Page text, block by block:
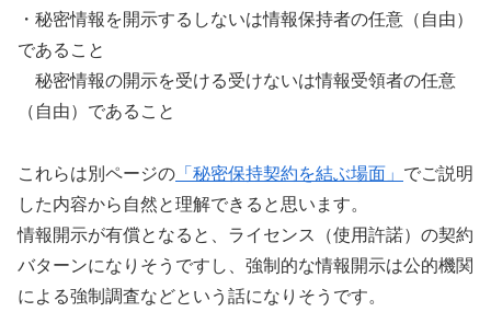
・秘密情報を開示するしないは情報保持者の任意（自由）
であること
秘密情報の開示を受ける受けないは情報受領者の任意
（自由）であること
これらは別ページの 「秘密保持契約を結ぶ場面」 でご説明
した内容から自然と理解できると思います。
情報開示が有償となると、ライセンス（使用許諾）の契約
バターンになりそうですし、強制的な情報開示は公的機関
による強制調査などという話になりそうです。